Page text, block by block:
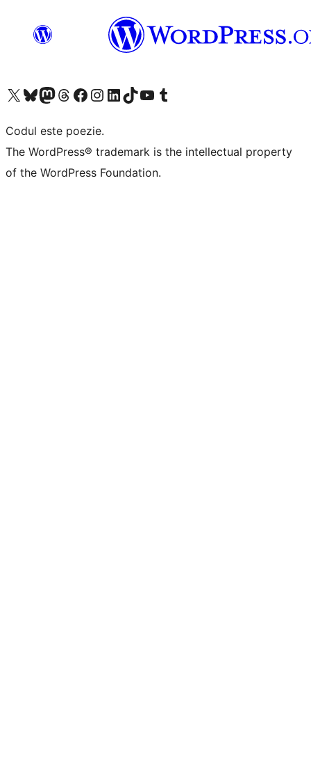
Mergi la contul nostru X (fost Twitter)
Vizitează contul nostru Bluesky
Vizitează contul nostru Mastodon
Vizitează contul nostru Threads
Vizitează pagina noastră Facebook
Vizitează-ne pe Instagram
Vizitează-ne pe LinkedIn
Vizitează contul nostru TikTok
Vizitează canalul nostru YouTube
Vizitează contul nostru Tumblr
Codul este poezie.
The WordPress® trademark is the intellectual property
of the WordPress Foundation.